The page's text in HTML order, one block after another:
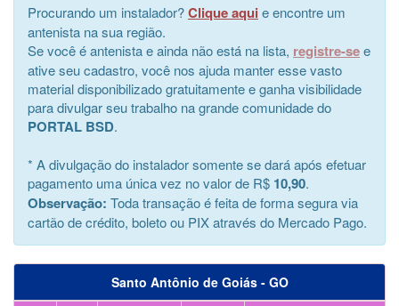
Procurando um instalador?Clique aqui e encontre um
antenista na sua região.
Se você é antenista e ainda não está na lista, registre-see
ative seu cadastro, você nos ajuda manter esse vasto
material disponibilizado gratuitamente e ganha visibilidade
para divulgar seu trabalho na grande comunidade do
PORTAL BSD.
* A divulgação do instalador somente se dará após efetuar
pagamento uma única vez no valor de R$ 10,90.
Observação: Toda transação é feita de forma segura via
cartão de crédito, boleto ou PIX através do Mercado Pago.
Santo Antônio de Goiás - GO